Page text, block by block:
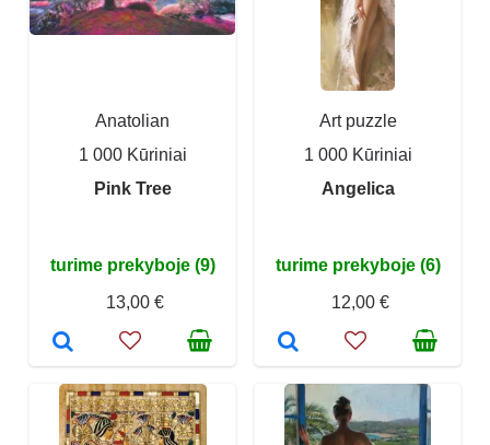
Anatolian
1 000 Kūriniai
Pink Tree
turime prekyboje (9)
13,00 €
Art puzzle
1 000 Kūriniai
Angelica
turime prekyboje (6)
12,00 €